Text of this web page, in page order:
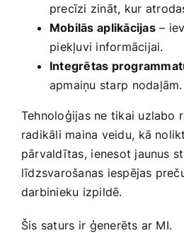
precīzi zināt, ⁢kur
Mobilās ⁣aplikācijas–
⁣piekļuvi informācijai.
Integrētas
apmaiņu starp⁢ nodaļām.
Tehnoloģijas ne tikai uzlabo
radikāli maina veidu, ⁤kā
pārvaldītas,⁤ ienesot jaunus
līdzsvarošanas iespējas
darbinieku izpildē.
Šis ‌saturs⁣ ir ģenerēts ar MI.